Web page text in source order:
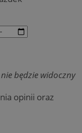
będzie widoczny
opinii oraz